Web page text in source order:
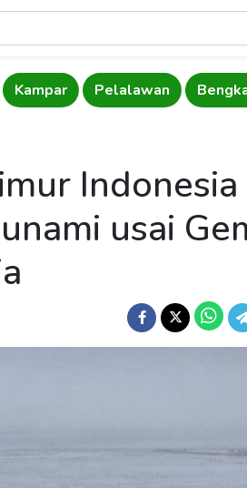
Kampar Pelalawan
Indonesia
usai